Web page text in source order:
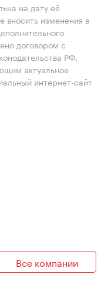
на дату её
вносить изменения в
договором с
РФ.
актуальное
интернет-сайт
Все компании